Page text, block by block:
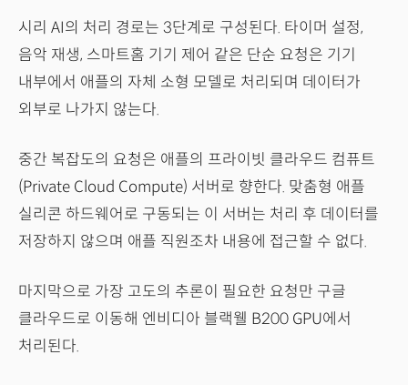
시리 AI의 처리 경로는 3단계로 구성된다. 타이머 설정,
음악 재생, 스마트홈 기기 제어 같은 단순 요청은 기기
내부에서 애플의 자체 소형 모델로 처리되며 데이터가
외부로 나가지 않는다.
중간 복잡도의 요청은 애플의 프라이빗 클라우드 컴퓨트
(Private Cloud Compute) 서버로 향한다. 맞춤형 애플
실리콘 하드웨어로 구동되는 이 서버는 처리 후 데이터를
저장하지 않으며 애플 직원조차 내용에 접근할 수 없다.
마지막으로 가장 고도의 추론이 필요한 요청만 구글
클라우드로 이동해 엔비디아 블랙웰 B200 GPU에서
처리된다.